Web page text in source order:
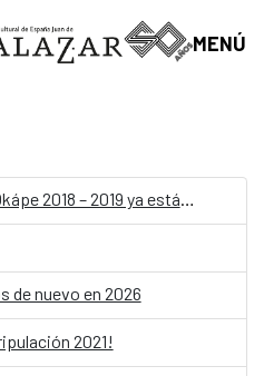
MENÚ
de nuevo en 2026
2021!